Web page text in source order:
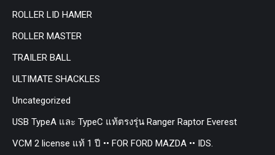
ROLLER LID HAMER
ROLLER MASTER
TRAILER BALL
ULTIMATE SHACKLES
Uncategorized
USB TypeA และ TypeC แท้ตรงรุ่น Ranger Raptor Everest
VCM 2 license แท้ 1 ปี •• FOR FORD MAZDA •• IDS.